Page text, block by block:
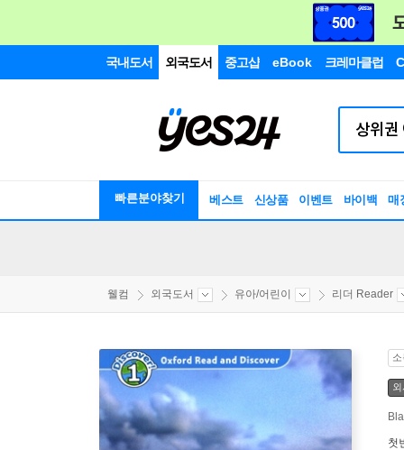
국내도서 외국도서 중고샵 eBook 크레마클럽
빠른분야찾기 베스트 신상품 이벤트 바이백 매
웰컴 외국도서 유아/어린이 리더 Reader
첫